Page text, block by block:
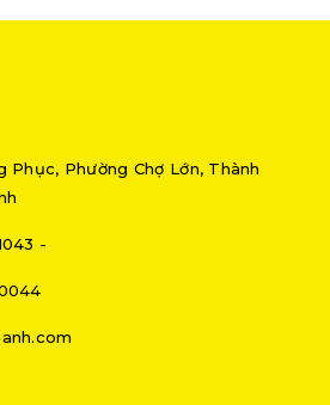
Phục, Phường Chợ Lớn, Thành
-